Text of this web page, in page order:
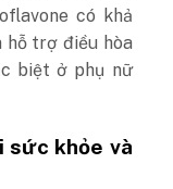
có khả
hỗ trợ điều hòa
biệt ở phụ nữ
sức khỏe và